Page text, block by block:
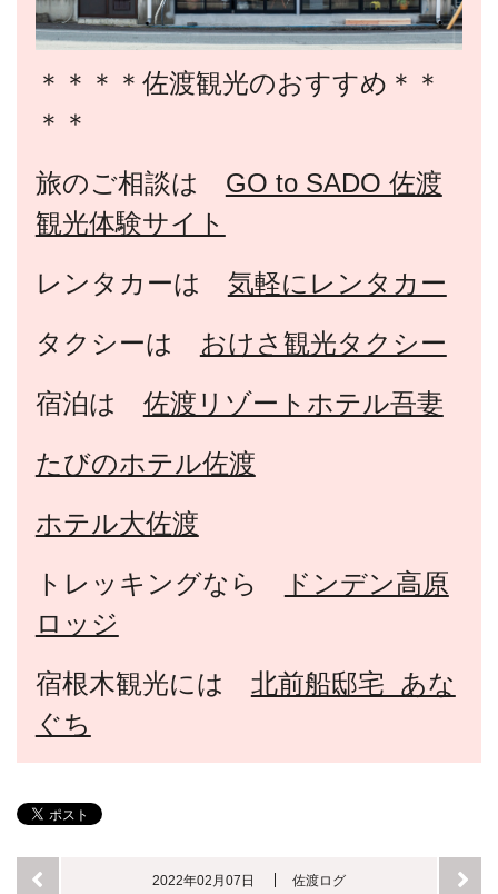
＊＊＊＊佐渡観光のおすすめ＊＊
＊＊
旅のご相談は GO to SADO 佐渡
観光体験サイト
レンタカーは 気軽にレンタカー
タクシーは おけさ観光タクシー
宿泊は 佐渡リゾートホテル吾妻
たびのホテル佐渡
ホテル大佐渡
トレッキングなら
ドンデン高原
ロッジ
宿根木観光には 北前船邸宅 あな
ぐち
2022年02月07日 佐渡ログ